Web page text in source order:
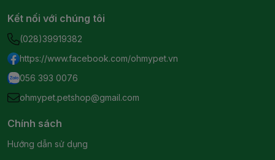
Kết nối với chúng tôi
(028)39919382
https://www.facebook.com/ohmypet.vn
056 393 0076
ohmypet.petshop@gmail.com
Chính sách
Hướng dẫn sử dụng